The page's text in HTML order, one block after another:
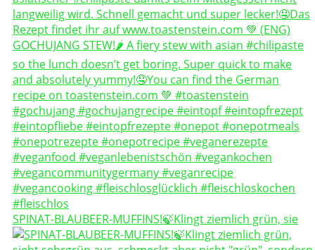
SPINAT-BLAUBEER-MUFFINS!🍃Klingt ziemlich grün, sie